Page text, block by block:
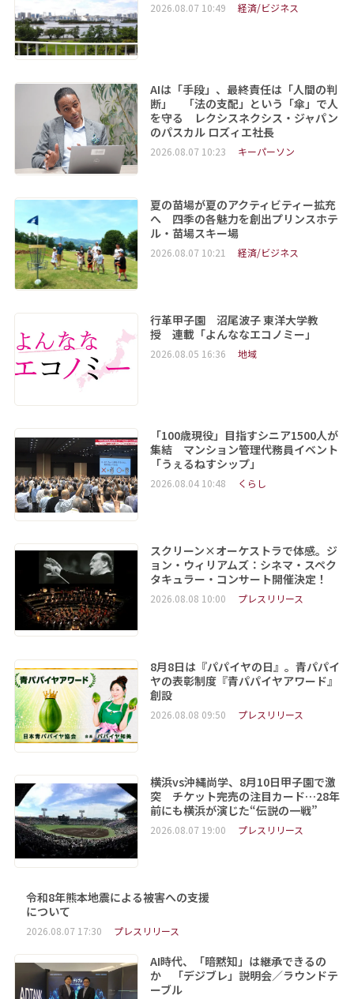
2026.08.07 10:49 経済/ビジネス
AIは「手段」、最終責任は「人間の判
断」 「法の支配」という「傘」で人
を守る レクシスネクシス・ジャパン
のパスカル ロズィエ社長
2026.08.07 10:23 キーパーソン
夏の苗場が夏のアクティビティー拡充
へ 四季の各魅力を創出プリンスホテ
ル・苗場スキー場
2026.08.07 10:21 経済/ビジネス
行革甲子園 沼尾波子 東洋大学教
授 連載「よんななエコノミー」
2026.08.05 16:36 地域
「100歳現役」目指すシニア1500人が
集結 マンション管理代務員イベント
「うぇるねすシップ」
2026.08.04 10:48 くらし
スクリーン×オーケストラで体感。ジ
ョン・ウィリアムズ：シネマ・スペク
タキュラー・コンサート開催決定！
2026.08.08 10:00 プレスリリース
8月8日は『パパイヤの日』。青パパイ
ヤの表彰制度『青パパイヤアワード』
創設
2026.08.08 09:50 プレスリリース
横浜vs沖縄尚学、8月10日甲子園で激
突 チケット完売の注目カード…28年
前にも横浜が演じた“伝説の一戦”
2026.08.07 19:00 プレスリリース
令和8年熊本地震による被害への支援
について
2026.08.07 17:30 プレスリリース
AI時代、「暗黙知」は継承できるの
か 「デジブレ」説明会／ラウンドテ
ーブル